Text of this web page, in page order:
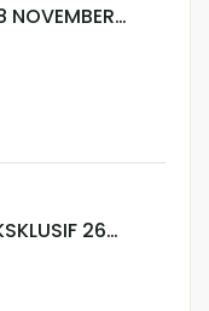
NOVEMBER
AL ULA &
26